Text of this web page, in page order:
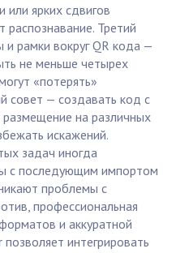
или ярких сдвигов
Третий
рамки вокруг QR кода —
не меньше четырех
«потерять»
— создавать код с
на различных
искажений.
задач иногда
с последующим импортом
проблемы с
профессиональная
и аккуратной
интегрировать